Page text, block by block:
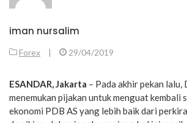
iman nursalim
Forex | 29/04/2019
ESANDAR, Jakarta – Pada akhir pekan lalu,
menemukan pijakan untuk menguat kembali
ekonomi PDB AS yang lebih baik dari